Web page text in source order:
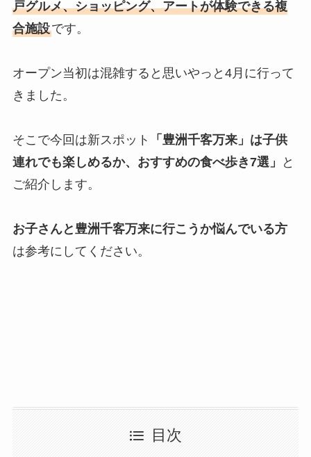
戸グルメ、ショッピング、アートが体験できる複
合施設です。
オープン当初は混雑すると思いやっと4月に行って
きました。
そこで今回は新スポット
「豊洲千客万来」は子供
連れでも楽しめるか、おすすめの食べ歩き7選」
と
ご紹介します。
お子さんと豊洲千客万来に行こうか悩んでいる方
は参考にしてください。
目次